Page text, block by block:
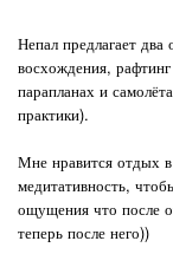
Непал предлагает
восхождения,
парапланах и
практики).
Мне нравится отдых в
медитативность,
ощущения что после
теперь после него))